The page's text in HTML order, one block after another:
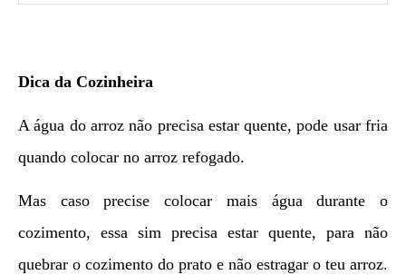
Dica da Cozinheira
A água do arroz não precisa estar quente, pode usar fria
quando colocar no arroz refogado.
Mas caso precise colocar mais água durante o
cozimento, essa sim precisa estar quente, para não
quebrar o cozimento do prato e não estragar o teu arroz.